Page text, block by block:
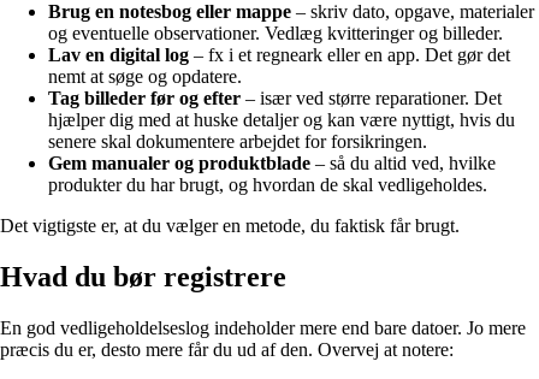
Brug en notesbog eller mappe – skriv dato, opgave, materialer
og eventuelle observationer. Vedlæg kvitteringer og billeder.
Lav en digital log – fx i et regneark eller en app. Det gør det
nemt at søge og opdatere.
Tag billeder før og efter – især ved større reparationer. Det
hjælper dig med at huske detaljer og kan være nyttigt, hvis du
senere skal dokumentere arbejdet for forsikringen.
Gem manualer og produktblade – så du altid ved, hvilke
produkter du har brugt, og hvordan de skal vedligeholdes.
Det vigtigste er, at du vælger en metode, du faktisk får brugt.
Hvad du bør registrere
En god vedligeholdelseslog indeholder mere end bare datoer. Jo mere
præcis du er, desto mere får du ud af den. Overvej at notere: